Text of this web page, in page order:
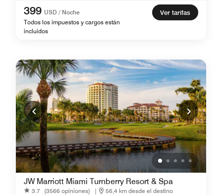
399 USD / Noche
Todos los impuestos y cargos están
incluidos
Ver tarifas
JW Marriott Miami Turnberry Resort & Spa
3.7 (3566 opiniones) |
56,4 km desde el destino